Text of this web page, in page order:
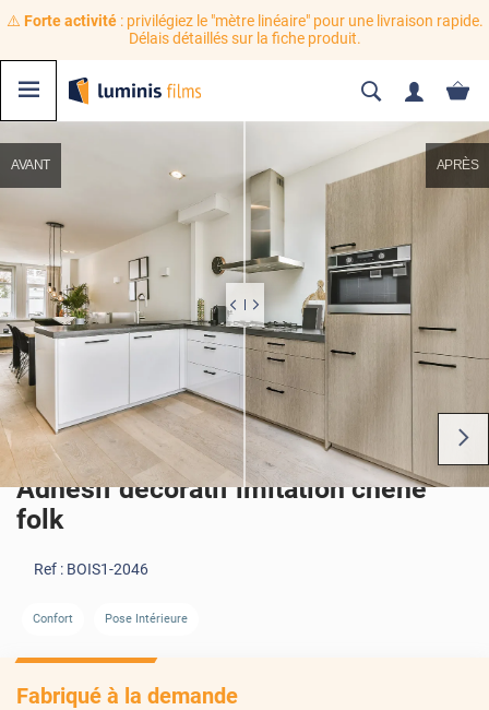
⚠️ Forte activité: privilégiez le "mètre linéaire" pour une livraison rapide.
Délais détaillés sur la fiche produit.
AVANT APRÈS
Adhésif décoratif imitation chêne
folk
Ref : BOIS1-2046
Confort Pose Intérieure
Fabriqué à la demande